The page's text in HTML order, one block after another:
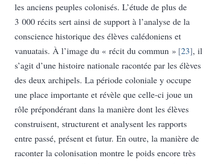
les anciens peuples colonisés. L’étude de plus de
3 000 récits sert ainsi de support à l’analyse de la
conscience historique des élèves calédoniens et
vanuatais. À l’image du « récit du commun » 23 , il
s’agit d’une histoire nationale racontée par les élèves
des deux archipels. La période coloniale y occupe
une place importante et révèle que celle-ci joue un
rôle prépondérant dans la manière dont les élèves
construisent, structurent et analysent les rapports
entre passé, présent et futur. En outre, la manière de
raconter la colonisation montre le poids encore très